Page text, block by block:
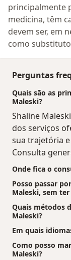
principalmente
medicina, têm
devem ser, em
como
Perguntas
Quais são as
Maleski?
Shaline
dos serviços
sua trajetória
Consulta
Onde fica o
Posso passar
Maleski, sem
Quais métodos
Maleski?
Em quais
Como posso
Maleski?